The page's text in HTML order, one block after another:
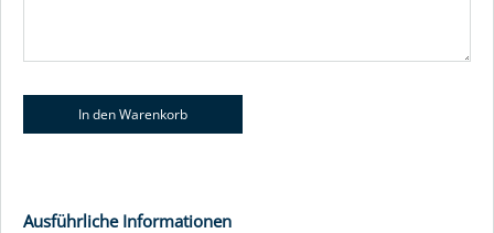
Ausführliche Informationen